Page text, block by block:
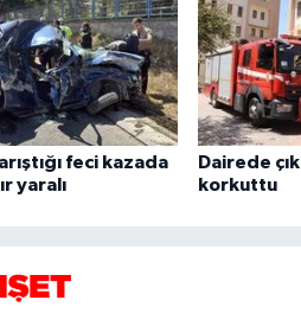
feci kazada
yaralı
Dairede
korkuttu